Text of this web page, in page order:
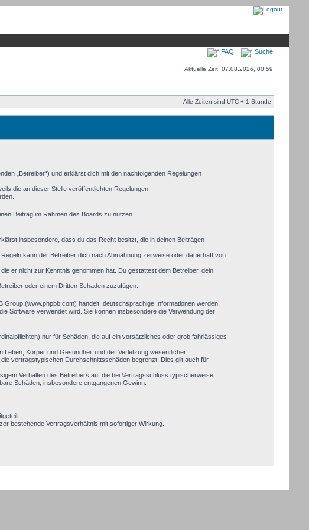
FAQ Suche
Aktuelle Zeit: 07.08.2026, 00:59
Alle Zeiten sind UTC + 1 Stunde
„Betreiber“) und erklärst dich mit den nachfolgenden Regelungen
die an dieser Stelle veröffentlichten Regelungen.
Beitrag im Rahmen des Boards zu nutzen.
insbesondere, dass du das Recht besitzt, die in deinen Beiträgen
kann der Betreiber dich nach Abmahnung zeitweise oder dauerhaft von
er nicht zur Kenntnis genommen hat. Du gestattest dem Betreiber, dein
oder einem Dritten Schaden zuzufügen.
(www.phpbb.com) handelt; deutschsprachige Informationen werden
Software verwendet wird. Sie können insbesondere die Verwendung der
nur für Schäden, die auf ein vorsätzliches oder grob fahrlässiges
Körper und Gesundheit und der Verletzung wesentlicher
vertragstypischen Durchschnittsschäden begrenzt. Dies gilt auch für
Verhalten des Betreibers auf die bei Vertragsschluss typischerweise
Schäden, insbesondere entgangenen Gewinn.
bestehende Vertragsverhältnis mit sofortiger Wirkung.